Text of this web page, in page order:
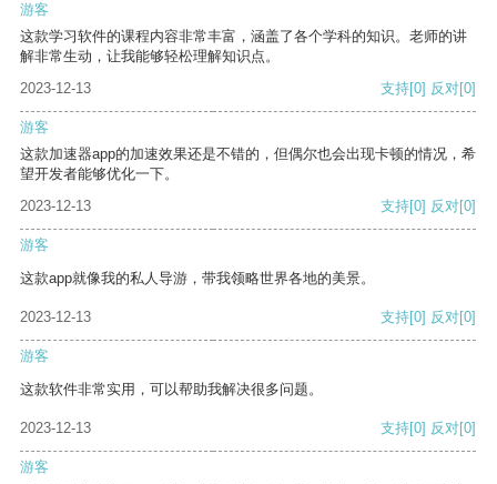
游客
这款学习软件的课程内容非常丰富，涵盖了各个学科的知识。老师的讲
解非常生动，让我能够轻松理解知识点。
2023-12-13
支持[0] 反对[0]
游客
这款加速器app的加速效果还是不错的，但偶尔也会出现卡顿的情况，希
望开发者能够优化一下。
2023-12-13
支持[0] 反对[0]
游客
这款app就像我的私人导游，带我领略世界各地的美景。
2023-12-13 支持[0] 反对[0]
游客
这款软件非常实用，可以帮助我解决很多问题。
2023-12-13 支持[0] 反对[0]
游客